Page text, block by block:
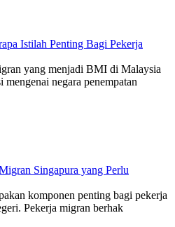
Istilah Penting Bagi Pekerja
yang menjadi BMI di Malaysia
negara penempatan
Singapura yang Perlu
komponen penting bagi pekerja
Pekerja migran berhak